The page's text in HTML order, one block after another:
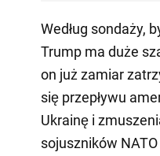
Według sondaży,
Trump ma duże
on już zamiar
się przepływu
Ukrainę i
sojuszników